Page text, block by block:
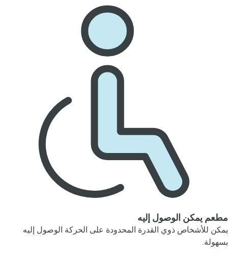
مطعم يمكن الوصول إليه
يمكن للأشخاص ذوي القدرة المحدودة على الحركة الوصول إليه
بسهولة.